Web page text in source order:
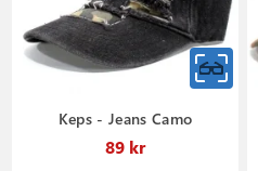
Keps - Jeans Camo
89 kr